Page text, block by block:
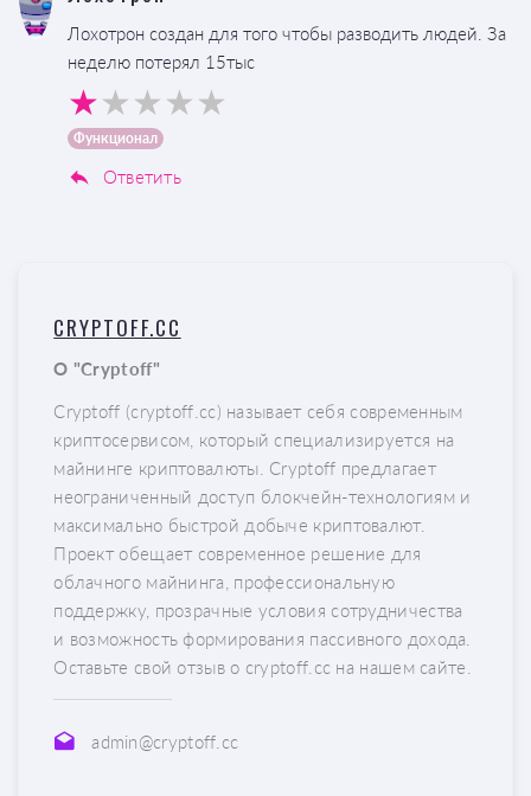
Лохотрон создан для того чтобы разводить людей. За
неделю потерял 15тыс
Функционал
Ответить
CRYPTOFF.CC
О "Cryptoff"
Cryptoff (cryptoff.cc) называет себя современным
криптосервисом, который специализируется на
майнинге криптовалюты. Cryptoff предлагает
неограниченный доступ блокчейн-технологиям и
максимально быстрой добыче криптовалют.
Проект обещает современное решение для
облачного майнинга, профессиональную
поддержку, прозрачные условия сотрудничества
и возможность формирования пассивного дохода.
Оставьте свой отзыв о cryptoff.cc на нашем сайте.
admin@cryptoff.cc